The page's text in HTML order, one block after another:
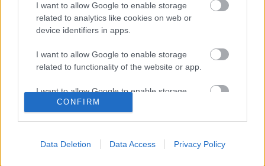
I want to allow Google to enable storage
related to analytics like cookies on web or
device identifiers in apps.
I want to allow Google to enable storage
related to functionality of the website or app.
I want to allow Google to enable storage
related to personalization.
related to security, including authentication
CONFIRM
Data Deletion Data Access Privacy Policy
Ajánlott bejegyzések: